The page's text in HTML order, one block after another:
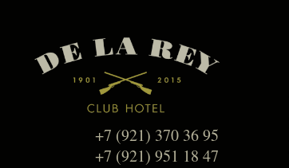
+7 (921) 370 36 95
+7 (921) 951 18 47